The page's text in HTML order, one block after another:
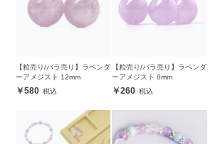
【粒売り/バラ売り】ラベンダ
ーアメジスト 12mm
580
【粒売り/バラ売り】ラベンダ
ーアメジスト 8mm
260